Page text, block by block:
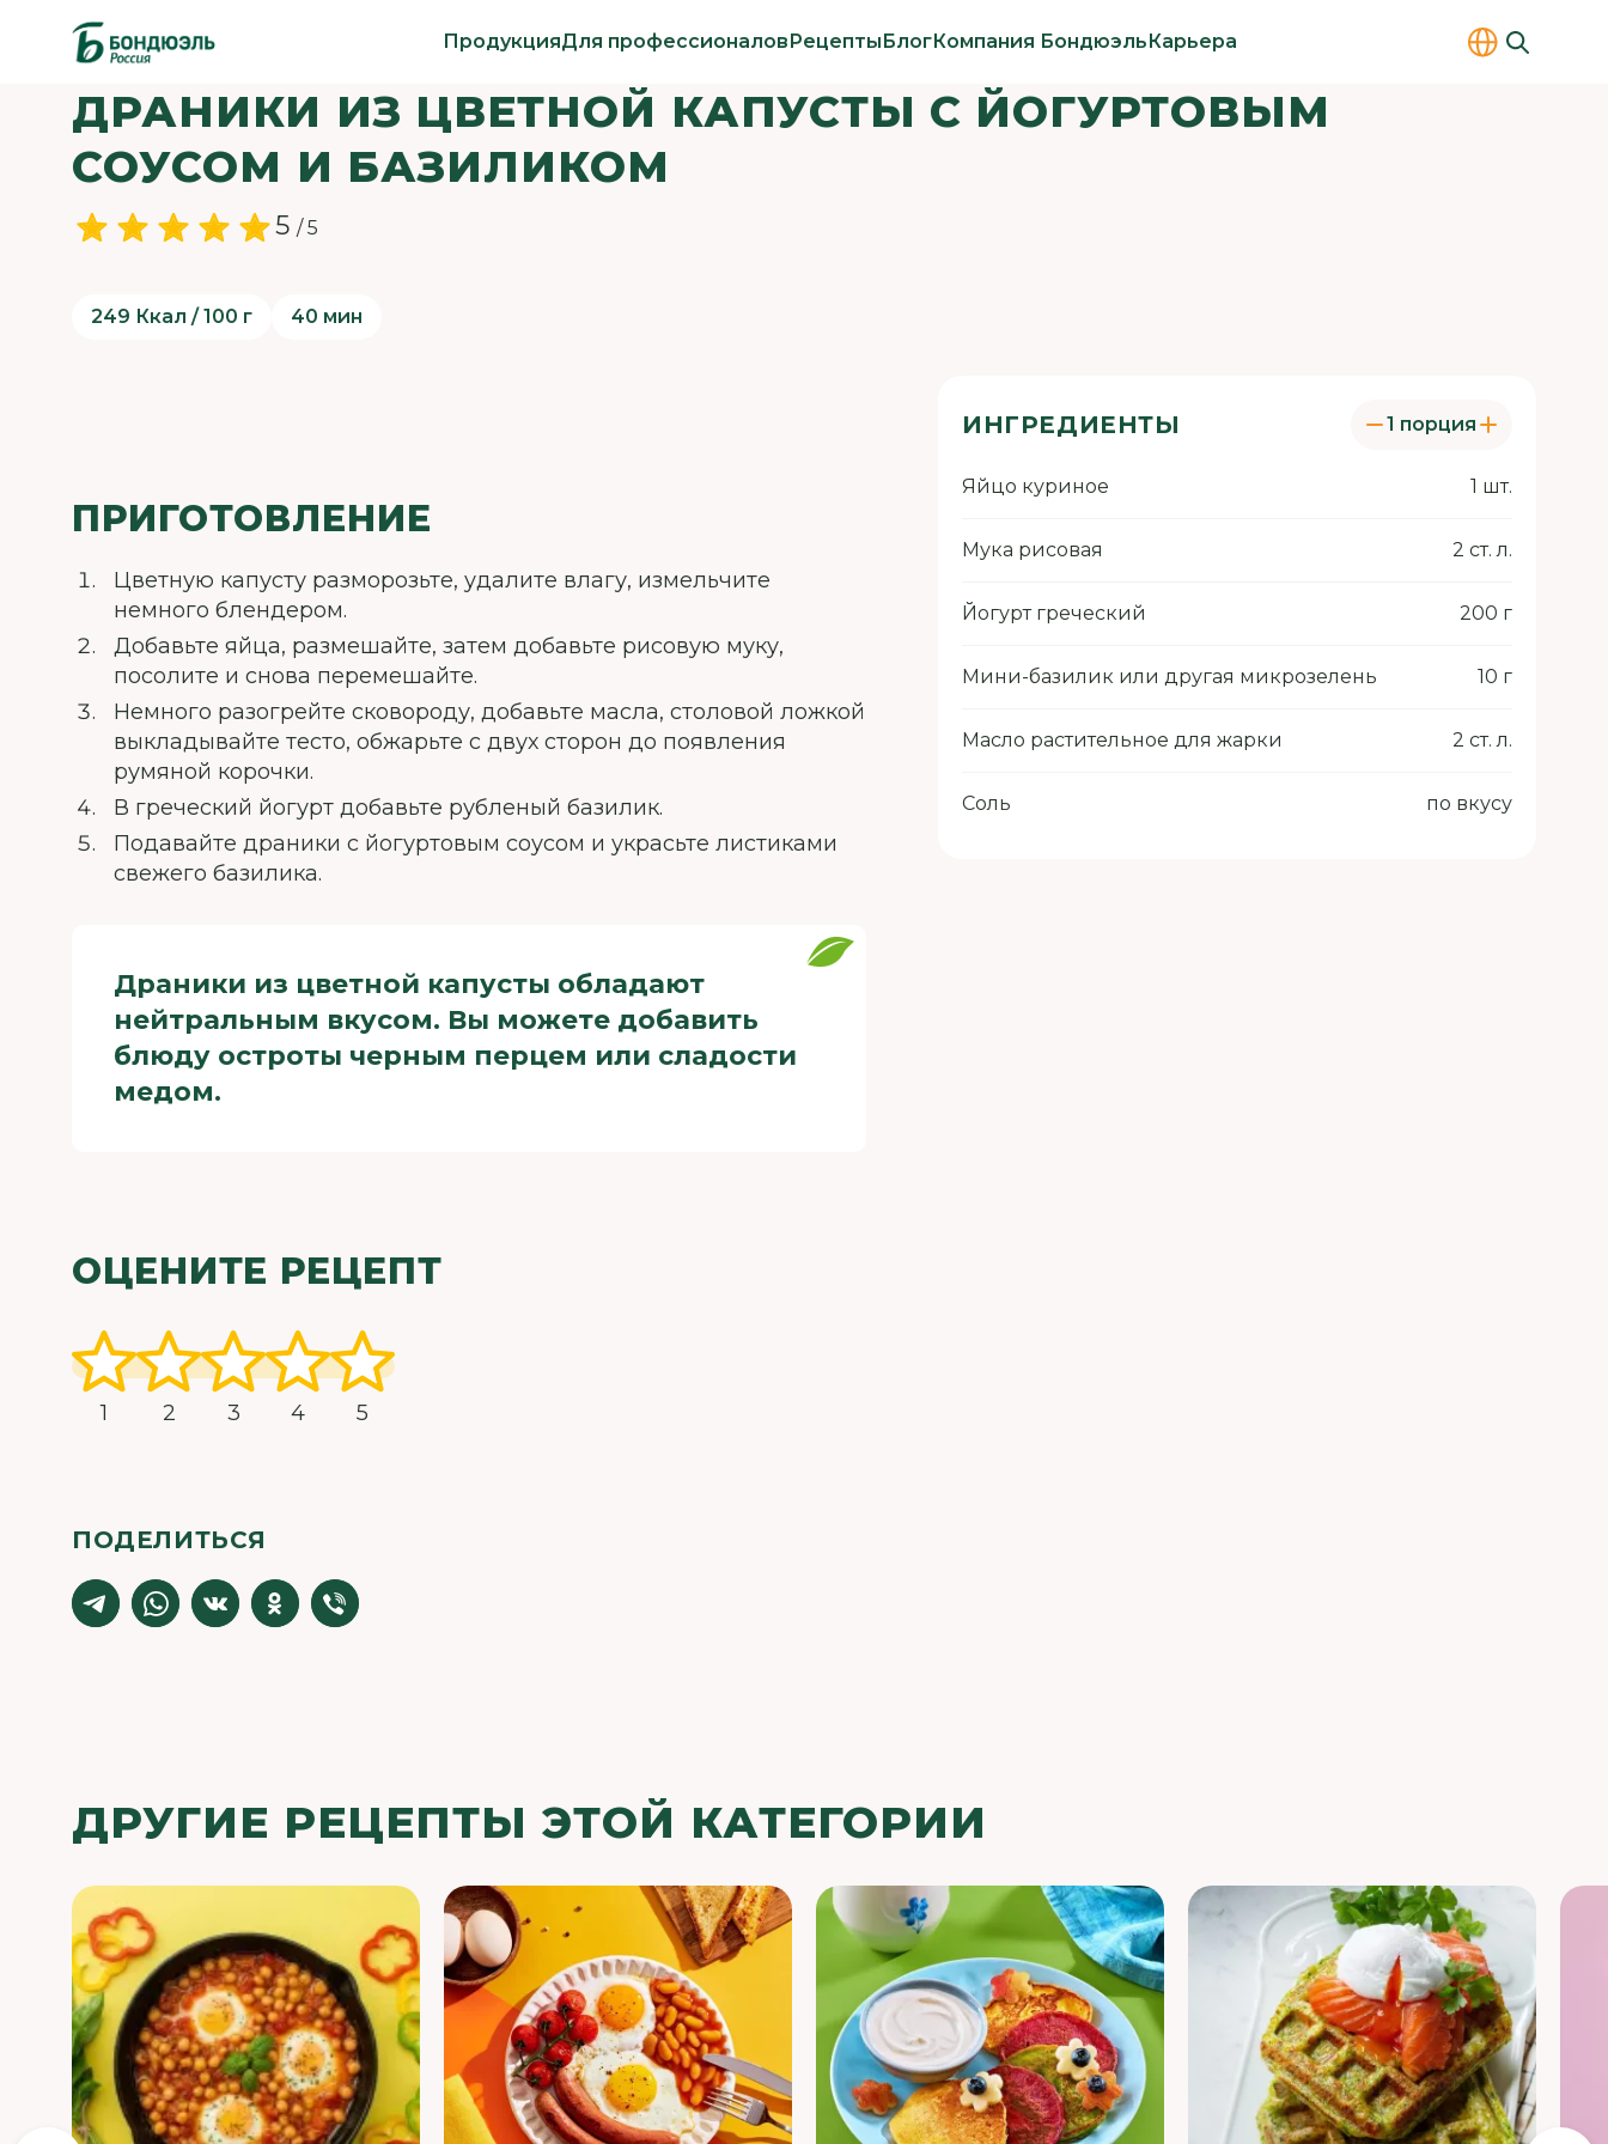
ПродукцияДля профессионаловРецептыБлогКомпания БондюэльКарьера
ДРАНИКИ ИЗ ЦВЕТНОЙ КАПУСТЫ С ЙОГУРТОВЫМ
СОУСОМ И БАЗИЛИКОМ
5 / 5
249 Ккал / 100 г 40 мин
ИНГРЕДИЕНТЫ 1 порция
Яйцо куриное 1 шт.
Мука рисовая 2 ст. л.
Йогурт греческий 200 г
Мини-базилик или другая микрозелень 10 г
Масло растительное для жарки 2 ст. л.
Соль по вкусу
ПРИГОТОВЛЕНИЕ
Цветную капусту разморозьте, удалите влагу, измельчите
немного блендером.
Добавьте яйца, размешайте, затем добавьте рисовую муку,
посолите и снова перемешайте.
Немного разогрейте сковороду, добавьте масла, столовой ложкой
выкладывайте тесто, обжарьте с двух сторон до появления
румяной корочки.
В греческий йогурт добавьте рубленый базилик.
Подавайте драники с йогуртовым соусом и украсьте листиками
свежего базилика.
Драники из цветной капусты обладают
нейтральным вкусом. Вы можете добавить
блюду остроты черным перцем или сладости
медом.
ОЦЕНИТЕ РЕЦЕПТ
1 2 3 4 5
ПОДЕЛИТЬСЯ
ДРУГИЕ РЕЦЕПТЫ ЭТОЙ КАТЕГОРИИ